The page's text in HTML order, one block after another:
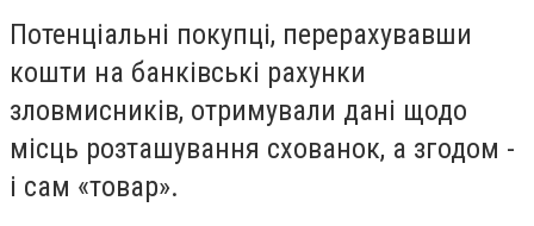
Потенціальні покупці, перерахувавши
кошти на банківські рахунки
зловмисників, отримували дані щодо
місць розташування схованок, а згодом -
і сам «товар».